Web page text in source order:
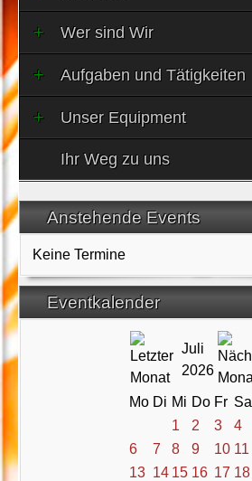
Wer sind Wir
Aufgaben und Tätigkeiten
Unser Equipment
Ihr Weg zu uns
Anstehende Events
Keine Termine
Eventkalender
Juli
2026
Mo Di Mi Do Fr Sa
1
2 3 4
6
7 8 9 10 11
13 14 15 16 17 18